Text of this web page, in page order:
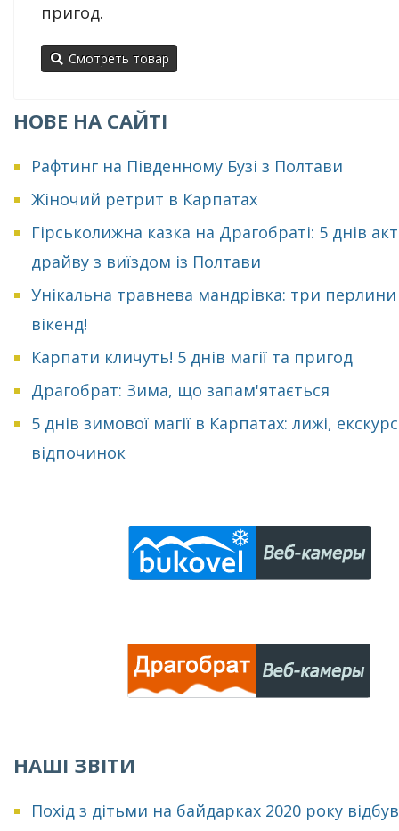
пригод.
Смотреть товар
НОВЕ НА САЙТІ
Рафтинг на Південному Бузі з Полтави
Жіночий ретрит в Карпатах
Гірськолижна казка на Драгобраті: 5 днів
драйву з виїздом із Полтави
Унікальна травнева мандрівка: три
вікенд!
Карпати кличуть! 5 днів магії та пригод
Драгобрат: Зима, що запам'ятається
5 днів зимової магії в Карпатах: лижі,
відпочинок
НАШІ ЗВІТИ
Похід з дітьми на байдарках 2020 року